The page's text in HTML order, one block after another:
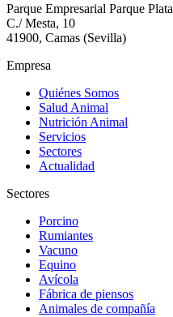
Parque Empresarial Parque Plata
C./ Mesta, 10
41900, Camas (Sevilla)
Empresa
Quiénes Somos
Salud Animal
Nutrición Animal
Servicios
Sectores
Actualidad
Sectores
Porcino
Rumiantes
Vacuno
Equino
Avícola
Fábrica de piensos
Animales de compañía